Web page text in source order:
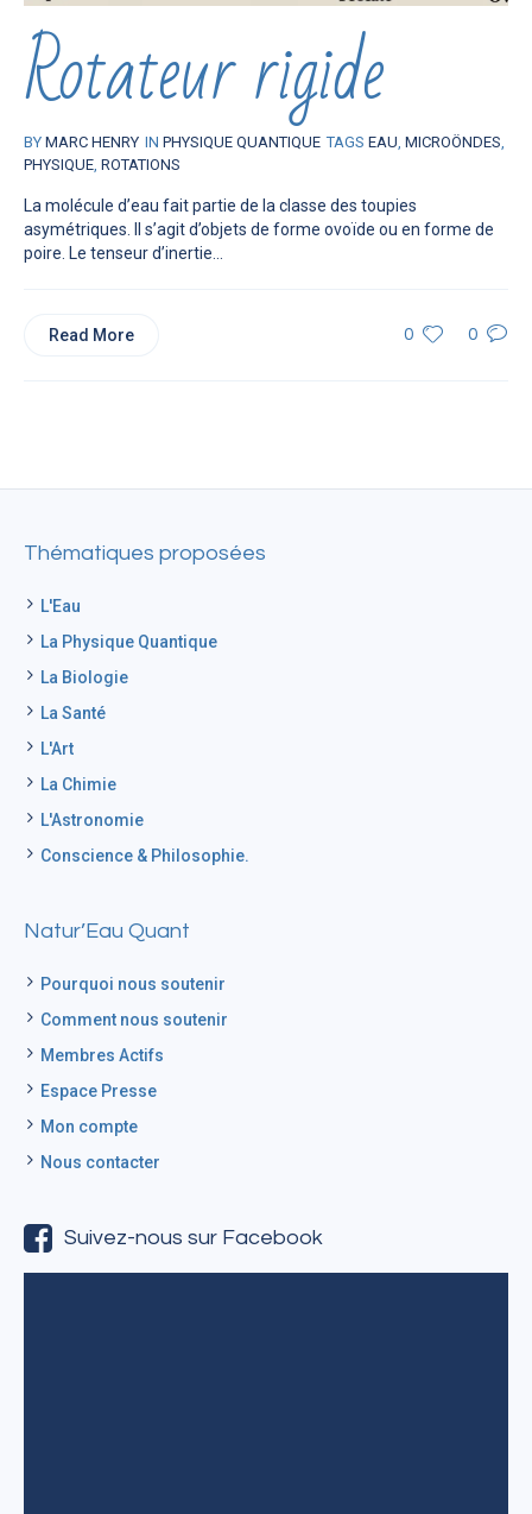
Rotateur rigide
BY MARC HENRY IN PHYSIQUE QUANTIQUE TAGS EAU MICROÖNDES
PHYSIQUE ROTATIONS
La molécule d’eau fait partie de la classe des toupies
asymétriques. Il s’agit d’objets de forme ovoïde ou en forme de
poire. Le tenseur d’inertie...
0 0
Read More
Thématiques proposées
L'Eau
La Physique Quantique
La Biologie
La Santé
L'Art
La Chimie
L'Astronomie
Conscience & Philosophie.
Natur’Eau Quant
Pourquoi nous soutenir
Comment nous soutenir
Membres Actifs
Espace Presse
Mon compte
Nous contacter
Suivez-nous sur Facebook